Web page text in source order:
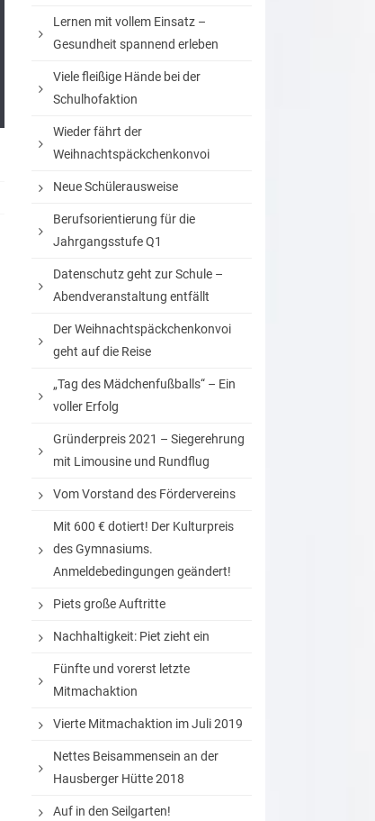
Lernen mit vollem Einsatz –
Gesundheit spannend erleben
Viele fleißige Hände bei der
Schulhofaktion
Wieder fährt der
Weihnachtspäckchenkonvoi
Neue Schülerausweise
Berufsorientierung für die
Jahrgangsstufe Q1
Datenschutz geht zur Schule –
Abendveranstaltung entfällt
Der Weihnachtspäckchenkonvoi
geht auf die Reise
„Tag des Mädchenfußballs“ – Ein
voller Erfolg
Gründerpreis 2021 – Siegerehrung
mit Limousine und Rundflug
Vom Vorstand des Fördervereins
Mit 600 € dotiert! Der Kulturpreis
des Gymnasiums.
Anmeldebedingungen geändert!
Piets große Auftritte
Nachhaltigkeit: Piet zieht ein
Fünfte und vorerst letzte
Mitmachaktion
Vierte Mitmachaktion im Juli 2019
Nettes Beisammensein an der
Hausberger Hütte 2018
Auf in den Seilgarten!